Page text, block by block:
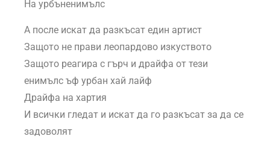
На урбъненимълс
А после искат да разкъсат един артист
Защото не прави леопардово изкуството
Защото реагира с гърч и драйфа от тези
енимълс ъф урбан хай лайф
Драйфа на хартия
И всички гледат и искат да го разкъсат за да се
задоволят